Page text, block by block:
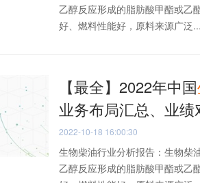
乙醇反应形成的脂肪酸甲酯或乙
好、燃料性能好，原料来源广泛...
【最全】2022年中国
业务布局汇总、业
2022-10-18 16:00:30
生物柴油行业分析报告：生物柴
乙醇反应形成的脂肪酸甲酯或乙